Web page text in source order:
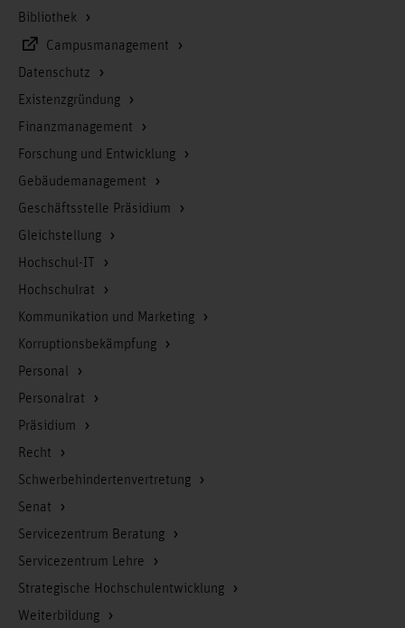
Bibliothek
Campusmanagement
Datenschutz
Existenzgründung
Finanzmanagement
Forschung und Entwicklung
Gebäudemanagement
Geschäftsstelle Präsidium
Gleichstellung
Hochschul-IT
Hochschulrat
Kommunikation und Marketing
Korruptionsbekämpfung
Personal
Personalrat
Präsidium
Recht
Schwerbehindertenvertretung
Senat
Servicezentrum Beratung
Servicezentrum Lehre
Strategische Hochschulentwicklung
Weiterbildung